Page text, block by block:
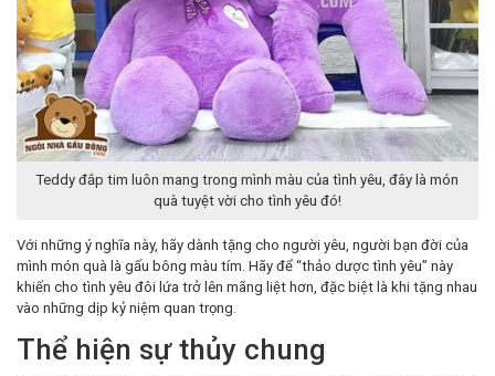
Teddy đắp tim luôn mang trong mình màu của tình yêu, đây là món
quà tuyệt vời cho tình yêu đó!
Với những ý nghĩa này, hãy dành tặng cho người yêu, người bạn đời của
mình món quà là gấu bông màu tím. Hãy để “thảo dược tình yêu” này
khiến cho tình yêu đôi lứa trở lên mãng liệt hơn, đặc biệt là khi tặng nhau
vào những dịp kỷ niệm quan trọng.
Thể hiện sự thủy chung